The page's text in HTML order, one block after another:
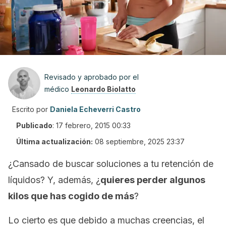
Revisado y aprobado por el
médico Leonardo Biolatto
Escrito por Daniela Echeverri Castro
Publicado: 17 febrero, 2015 00:33
Última actualización: 08 septiembre, 2025 23:37
¿Cansado de buscar soluciones a tu retención de
líquidos? Y, además, ¿quieres perder algunos
kilos que has cogido de más?
Lo cierto es que debido a muchas creencias, el